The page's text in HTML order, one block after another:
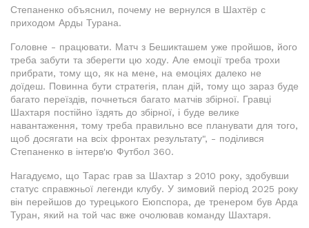
Степаненко объяснил, почему не вернулся в Шахтёр с
приходом Арды Турана.
Головне - працювати. Матч з Бешикташем уже пройшов, його
треба забути та зберегти цю ходу. Але емоції треба трохи
прибрати, тому що, як на мене, на емоціях далеко не
доїдеш. Повинна бути стратегія, план дій, тому що зараз буде
багато переїздів, почнеться багато матчів збірної. Гравці
Шахтаря постійно їздять до збірної, і буде велике
навантаження, тому треба правильно все планувати для того,
щоб досягати на всіх фронтах результату", - поділився
Степаненко в інтерв'ю Футбол 360.
Нагадуємо, що Тарас грав за Шахтар з 2010 року, здобувши
статус справжньої легенди клубу. У зимовий період 2025 року
він перейшов до турецького Еюпспора, де тренером був Арда
Туран, який на той час вже очолював команду Шахтаря.